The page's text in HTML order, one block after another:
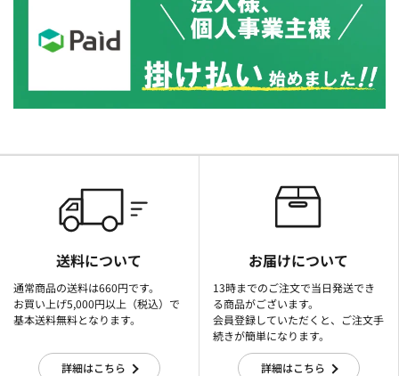
送料について
通常商品の送料は660円です。
お買い上げ5,000円以上（税込）で
基本送料無料となります。
詳細はこちら
お届けについて
13時までのご注文で当日発送でき
る商品がございます。
会員登録していただくと、ご注文手
続きが簡単になります。
詳細はこちら